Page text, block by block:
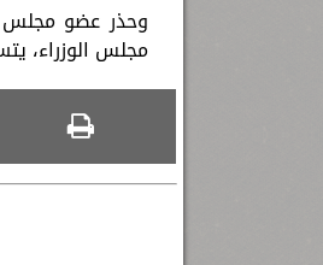
وحذر عضو مجلس
مجلس الوزراء،